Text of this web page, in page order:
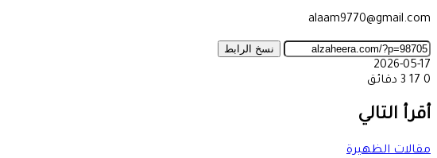
alaam9770@gmail.com
نسخ الرابط
2026-05-17
0
3 دقائق
عبر
البريد
أقرأ التالي
مقالات الظهيرة